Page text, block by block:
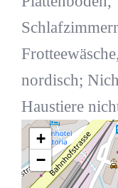
nordisch;
Haustiere
+
−